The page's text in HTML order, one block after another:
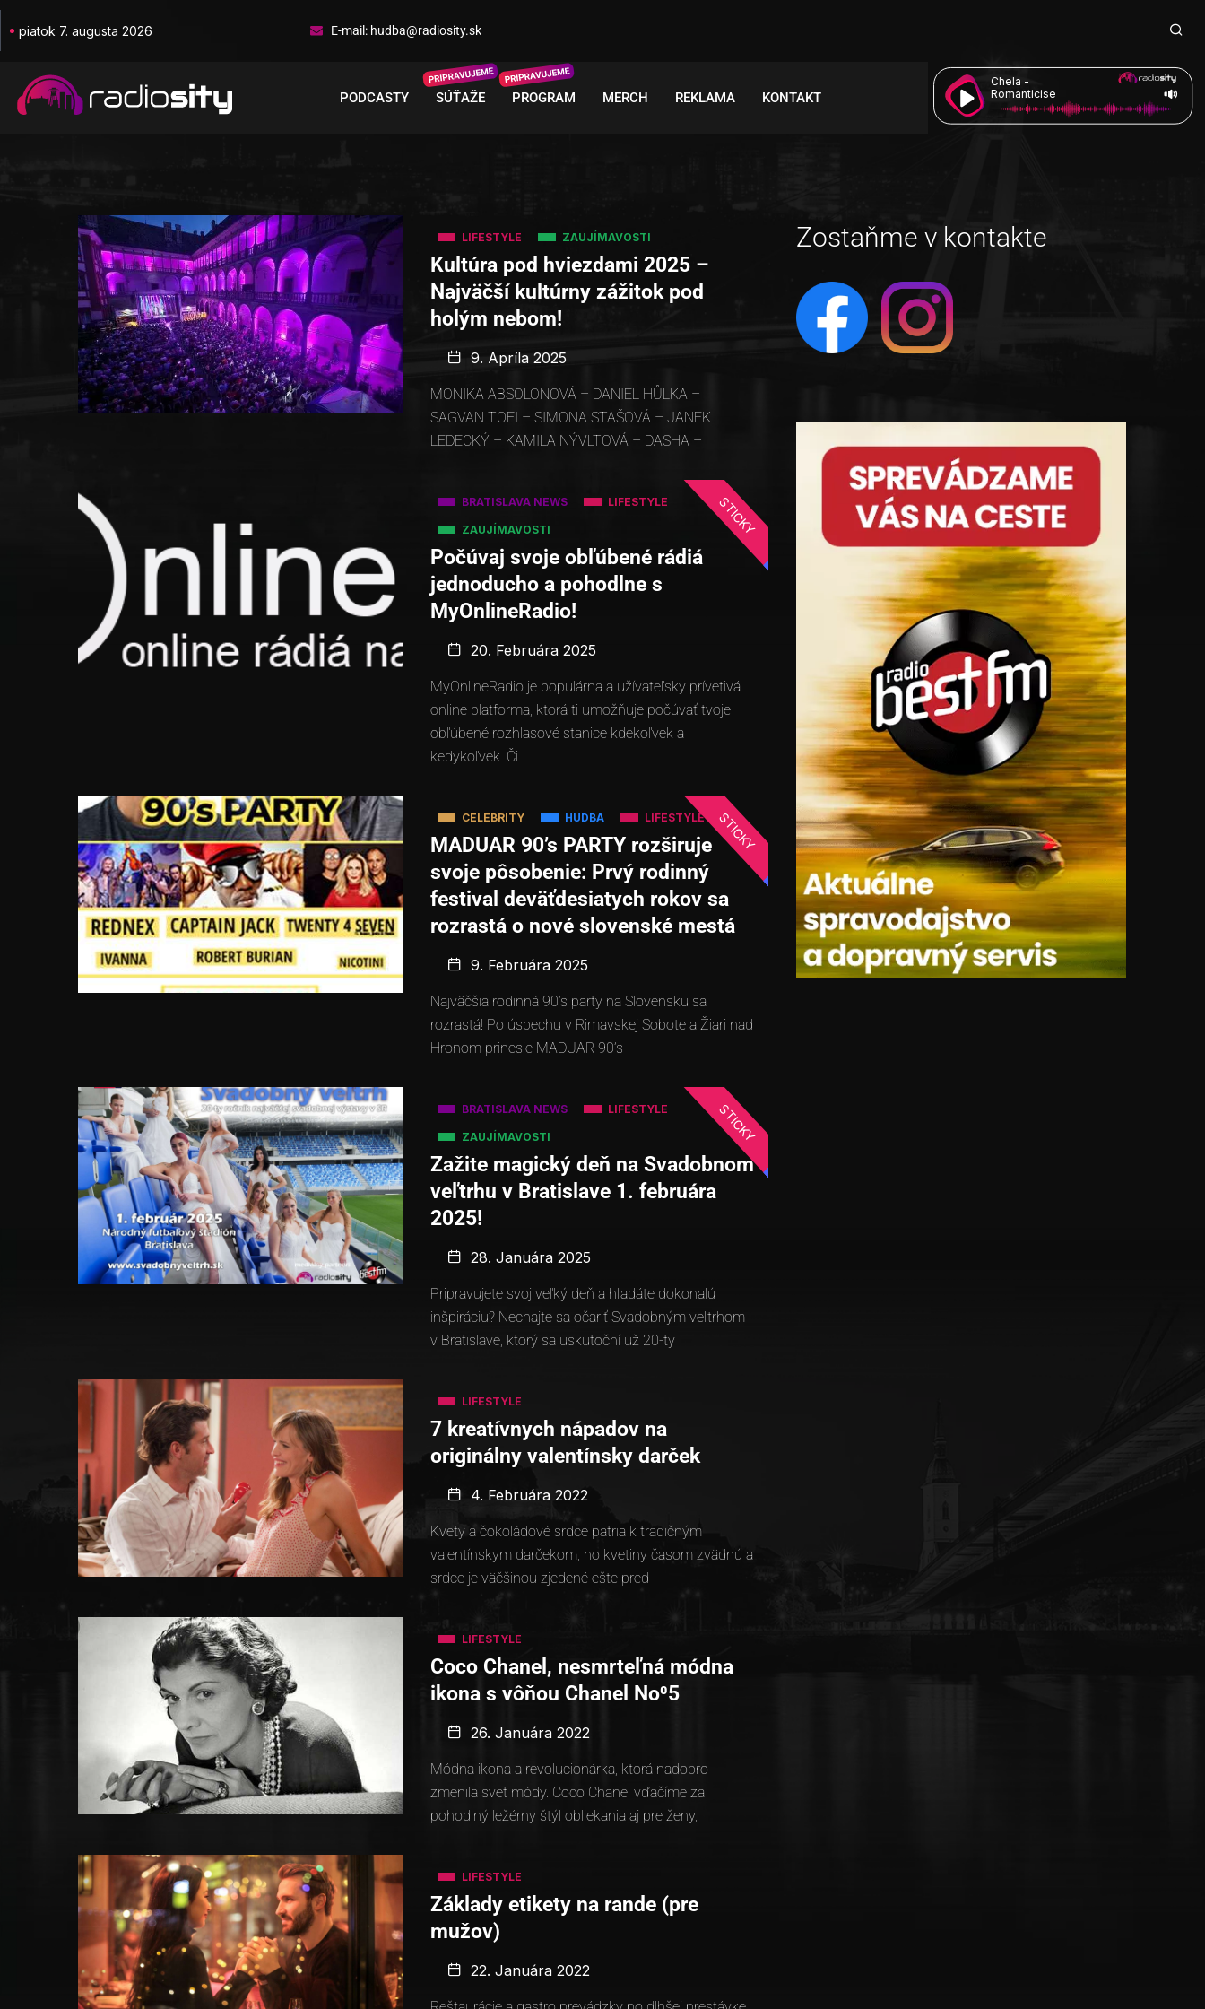
piatok 7. augusta 2026 E-mail: hudba@radiosity.sk
PODCASTY SÚŤAŽE PROGRAM MERCH REKLAMA KONTAKT
Chela -
Romanticise
LIFESTYLE ZAUJÍMAVOSTI
Kultúra pod hviezdami 2025 –
Najväčší kultúrny zážitok pod
holým nebom!
9. Apríla 2025
MONIKA ABSOLONOVÁ – DANIEL HŮLKA –
SAGVAN TOFI – SIMONA STAŠOVÁ – JANEK
LEDECKÝ – KAMILA NÝVLTOVÁ – DASHA –
STICKY
BRATISLAVA NEWS LIFESTYLE
ZAUJÍMAVOSTI
Počúvaj svoje obľúbené rádiá
jednoducho a pohodlne s
MyOnlineRadio!
20. Februára 2025
MyOnlineRadio je populárna a užívateľsky prívetivá
online platforma, ktorá ti umožňuje počúvať tvoje
obľúbené rozhlasové stanice kdekoľvek a
kedykoľvek. Či
STICKY
CELEBRITY HUDBA LIFESTYLE
MADUAR 90’s PARTY rozširuje
svoje pôsobenie: Prvý rodinný
festival deväťdesiatych rokov sa
rozrastá o nové slovenské mestá
9. Februára 2025
Najväčšia rodinná 90’s party na Slovensku sa
rozrastá! Po úspechu v Rimavskej Sobote a Žiari nad
Hronom prinesie MADUAR 90’s
STICKY
BRATISLAVA NEWS LIFESTYLE
ZAUJÍMAVOSTI
Zažite magický deň na Svadobnom
veľtrhu v Bratislave 1. februára
2025!
28. Januára 2025
Pripravujete svoj veľký deň a hľadáte dokonalú
inšpiráciu? Nechajte sa očariť Svadobným veľtrhom
v Bratislave, ktorý sa uskutoční už 20-ty
LIFESTYLE
7 kreatívnych nápadov na
originálny valentínsky darček
4. Februára 2022
Kvety a čokoládové srdce patria k tradičným
valentínskym darčekom, no kvetiny časom zvädnú a
srdce je väčšinou zjedené ešte pred
LIFESTYLE
Coco Chanel, nesmrteľná módna
ikona s vôňou Chanel No⁰5
26. Januára 2022
Módna ikona a revolucionárka, ktorá nadobro
zmenila svet módy. Coco Chanel vďačíme za
pohodlný ležérny štýl obliekania aj pre ženy,
LIFESTYLE
Základy etikety na rande (pre
mužov)
22. Januára 2022
Zostaňme v kontakte